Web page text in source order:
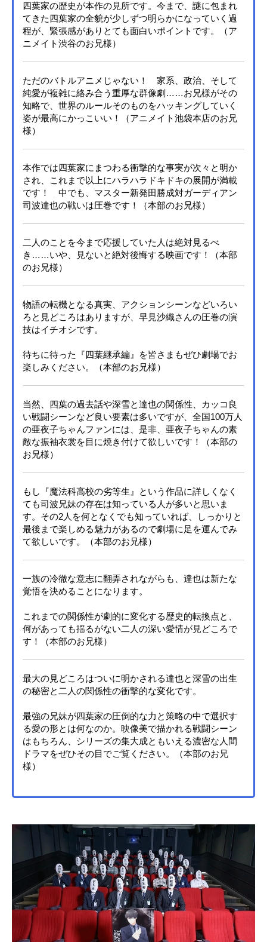
四葉家の歴史が本作の見所です。今まで、謎に包まれ
てきた四葉家の全貌が少しずつ明らかになっていく過
程が、緊張感がありとても面白いポイントです。（ア
ニメイト渋谷のお兄様）
ただのバトルアニメじゃない！ 家系、政治、そして
純愛が複雑に絡み合う重厚な群像劇……お兄様がその
知略で、世界のルールそのものをハッキングしていく
姿が最高にかっこいい！（アニメイト池袋本店のお兄
様）
本作では四葉家にまつわる衝撃的な事実が次々と明か
され、これまで以上にハラハラドキドキの展開が満載
です！ 中でも、マスター新発田勝成対ガーディアン
司波達也の戦いは圧巻です！（本部のお兄様）
二人のことを今まで応援していた人は絶対見るべ
き……いや、見ないと絶対後悔する映画です！（本部
のお兄様）
物語の転機となる真実、アクションシーンなどいろい
ろと見どころはありますが、早見沙織さんの圧巻の演
技はイチオシです。
待ちに待った『四葉継承編』を皆さまもぜひ劇場でお
楽しみください。（本部のお兄様）
当然、四葉の過去話や深雪と達也の関係性、カッコ良
い戦闘シーンなど良い要素は多いですが、全国100万人
の亜夜子ちゃんファンには、是非、亜夜子ちゃんの素
敵な振袖衣裳を目に焼き付けて欲しいです！（本部の
お兄様）
もし『魔法科高校の劣等生』という作品に詳しくなく
ても司波兄妹の存在は知っている人が多いと思いま
す。その2人を何となくでも知っていれば、しっかりと
最後まで楽しめる魅力があるので劇場に足を運んでみ
て欲しいです。（本部のお兄様）
一族の冷徹な意志に翻弄されながらも、達也は新たな
覚悟を決めることになります。
これまでの関係性が劇的に変化する歴史的転換点と、
何があっても揺るがない二人の深い愛情が見どころで
す！（本部のお兄様）
最大の見どころはついに明かされる達也と深雪の出生
の秘密と二人の関係性の衝撃的な変化です。
最強の兄妹が四葉家の圧倒的な力と策略の中で選択す
る愛の形とは何なのか。映像美で描かれる戦闘シーン
はもちろん、シリーズの集大成ともいえる濃密な人間
ドラマをぜひその目でご覧ください。（本部のお兄
様）